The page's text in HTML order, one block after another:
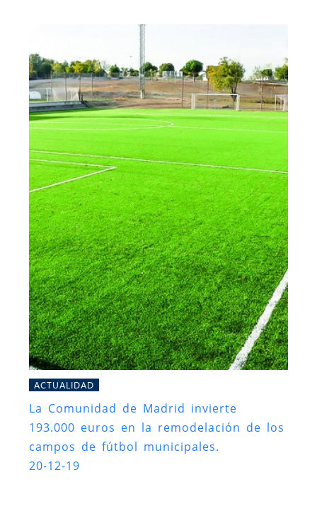
ACTUALIDAD
La Comunidad de Madrid invierte
193.000 euros en la remodelación de los
campos de fútbol municipales.
20-12-19